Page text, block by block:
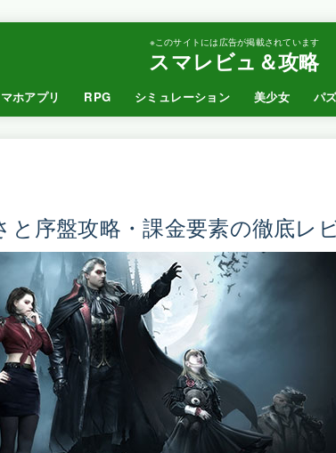
※このサイトには広告が掲載されています
スマレビュ＆攻略
ホアプリ RPG シミュレーション 美少女 パ
と序盤攻略・課金要素の徹底レ